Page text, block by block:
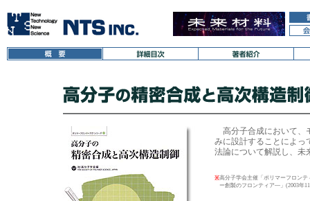
高分子合成において、
みに設計することによっ
法論について解説し、未
※高分子学会主催「ポリマーフロン
ー創製のフロンティア―」(2003年